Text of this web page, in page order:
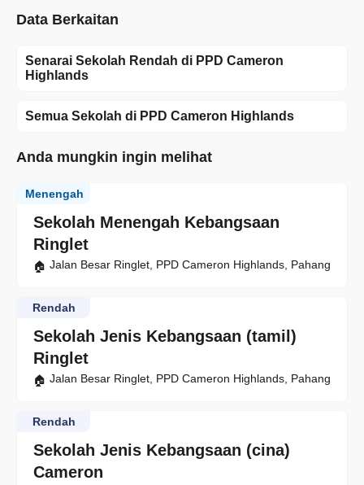
Data Berkaitan
Senarai Sekolah Rendah di PPD Cameron
Highlands
Semua Sekolah di PPD Cameron Highlands
Anda mungkin ingin melihat
Sekolah Menengah Kebangsaan
Ringlet
Menengah
Jalan Besar Ringlet, PPD Cameron Highlands, Pahang
Sekolah Jenis Kebangsaan (tamil)
Ringlet
Rendah
Jalan Besar Ringlet, PPD Cameron Highlands, Pahang
Sekolah Jenis Kebangsaan (cina)
Cameron
Rendah